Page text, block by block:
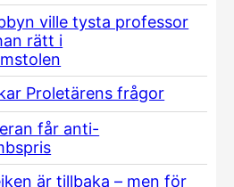
ville tysta professor
rätt i
Proletärens frågor
får anti-
är tillbaka – men för